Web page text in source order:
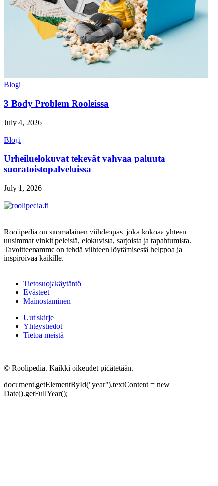
Blogi
3 Body Problem Rooleissa
July 4, 2026
Blogi
Urheiluelokuvat tekevät vahvaa paluuta
suoratoistopalveluissa
July 1, 2026
Roolipedia on suomalainen viihdeopas, joka kokoaa yhteen
uusimmat vinkit peleistä, elokuvista, sarjoista ja tapahtumista.
Tavoitteenamme on tehdä viihteen löytämisestä helppoa ja
inspiroivaa kaikille.
Tietosuojakäytäntö
Evästeet
Mainostaminen
Uutiskirje
Yhteystiedot
Tietoa meistä
© Roolipedia. Kaikki oikeudet pidätetään.
document.getElementById("year").textContent = new
Date().getFullYear();